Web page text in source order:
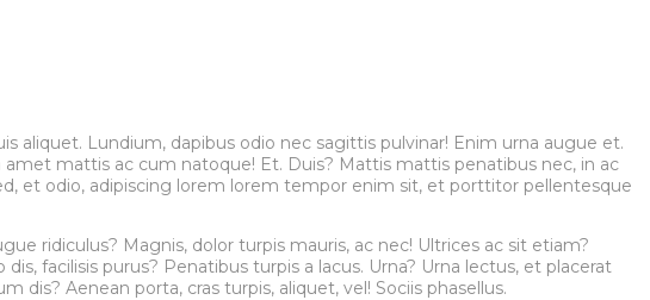
aliquet. Lundium, dapibus odio nec sagittis pulvinar! Enim urna augue et.
mattis ac cum natoque! Et. Duis? Mattis mattis penatibus nec, in ac
et odio, adipiscing lorem lorem tempor enim sit, et porttitor pellentesque
ridiculus? Magnis, dolor turpis mauris, ac nec! Ultrices ac sit etiam?
facilisis purus? Penatibus turpis a lacus. Urna? Urna lectus, et placerat
Aenean porta, cras turpis, aliquet, vel! Sociis phasellus.